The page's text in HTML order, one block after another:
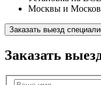
Москвы и
Заказать выезд
Заказать